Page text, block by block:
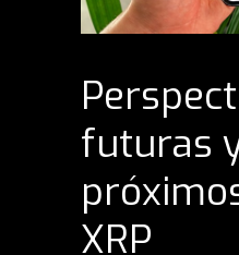
futuras
XRP